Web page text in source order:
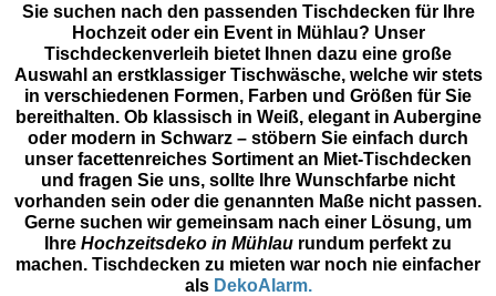
Sie suchen nach den passenden Tischdecken für Ihre
Hochzeit oder ein Event in Mühlau? Unser
Tischdeckenverleih bietet Ihnen dazu eine große
Auswahl an erstklassiger Tischwäsche, welche wir stets
in verschiedenen Formen, Farben und Größen für Sie
bereithalten. Ob klassisch in Weiß, elegant in Aubergine
oder modern in Schwarz – stöbern Sie einfach durch
unser facettenreiches Sortiment an Miet-Tischdecken
und fragen Sie uns, sollte Ihre Wunschfarbe nicht
vorhanden sein oder die genannten Maße nicht passen.
Gerne suchen wir gemeinsam nach einer Lösung, um
Ihre Hochzeitsdeko in Mühlau rundum perfekt zu
machen. Tischdecken zu mieten war noch nie einfacher
als DekoAlarm.